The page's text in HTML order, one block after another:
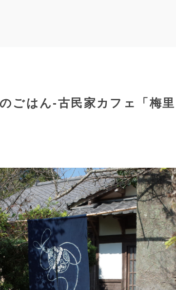
ごはん-古民家カフェ「梅里